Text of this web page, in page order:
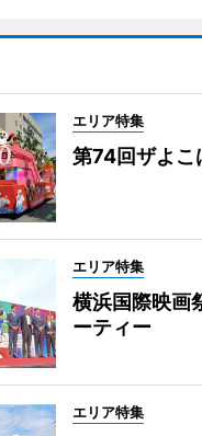
エリア特集
第74回ザよ
エリア特集
横浜国際映画
ーティー
エリア特集